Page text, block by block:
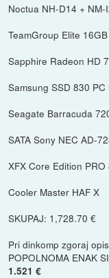
Noctua NH-D14 +
TeamGroup Elite
Sapphire Radeon HD
Samsung SSD 830
Seagate Barracuda
SATA Sony NEC AD-
XFX Core Edition
Cooler Master HAF X
SKUPAJ: 1,728.70 €
Pri dinkomp zgoraj
POPOLNOMA ENAK
1.521 €